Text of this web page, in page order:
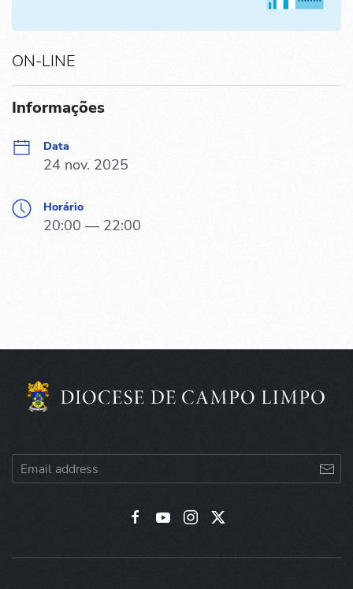
ON-LINE
Informações
Data
24 nov. 2025
Horário
20:00 — 22:00